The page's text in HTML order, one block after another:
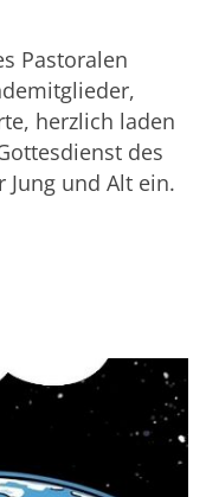
Pastoralen
herzlich laden
des
Jung und Alt ein.